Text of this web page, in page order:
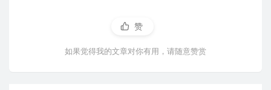
赞
如果觉得我的文章对你有用，请随意赞赏